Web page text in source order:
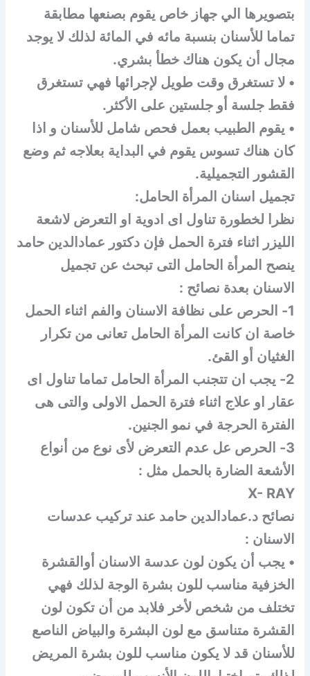
بتصويرها الي جهاز خاص يقوم بصنعها مطابقة
تماما للأسنان بنسبة مائه في المائة لذلك لا يوجد
مجال أن يكون هناك خطأ بشري.
• لا تستغرق وقت طويل لإجرائها فهي تستغرق
فقط جلسة أو جلستين على الأكثر.
• يقوم الطبيب بعمل فحص شامل للأسنان و اذا
كان هناك تسوس يقوم في البداية بعلاجه ثم وضع
القشور التجميلية.
تجميل اسنان المرأة الحامل:
نظرا لخطورة تناول اى ادوية او التعرض لاشعة
الليزر اثناء فترة الحمل فإن دكتور عمادالدين حامد
ينصح المرأة الحامل التى تبحث عن تجميل
الاسنان بعدة نصائح :
1- الحرص على نظافة الاسنان والفم اثناء الحمل
خاصة ان كانت المرأة الحامل تعانى من تكرار
الغثيان أو القئ.
2- يجب ان تتجنب المرأة الحامل تماما تناول اى
عقار او علاج اثناء فترة الحمل الاولى والتى هى
الفترة الحرجة في نمو الجنين.
3- الحرص عل عدم التعرض لأى نوع من أنواع
الأشعة الضارة بالحمل مثل :
X- RAY
نصائح د.عمادالدين حامد عند تركيب عدسات
الاسنان :
• يجب أن يكون لون عدسة الاسنان أوالقشرة
الخزفية مناسب للون بشرة الوجة لذلك فهي
تختلف من شخص لأخر فلابد من أن تكون لون
القشرة متناسق مع لون البشرة والبياض الناصع
للأسنان قد لا يكون مناسب للون بشرة المريض